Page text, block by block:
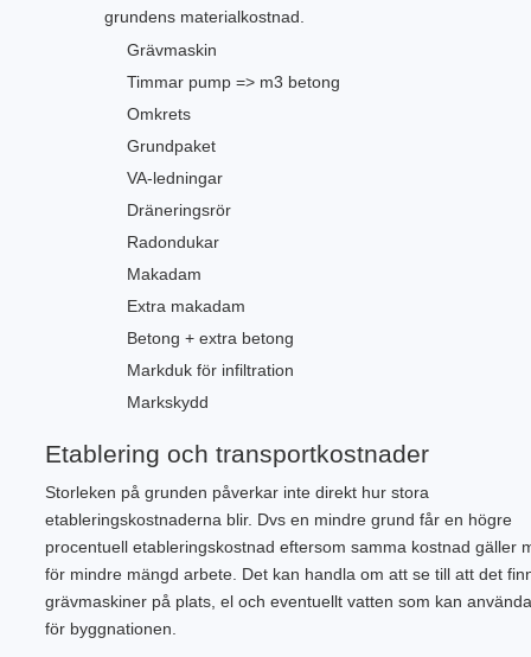
grundens materialkostnad.
Grävmaskin
Timmar pump => m3 betong
Omkrets
Grundpaket
VA-ledningar
Dräneringsrör
Radondukar
Makadam
Extra makadam
Betong + extra betong
Markduk för infiltration
Markskydd
Etablering och transportkostnader
Storleken på grunden påverkar inte direkt hur stora
etableringskostnaderna blir. Dvs en mindre grund får en högre
procentuell etableringskostnad eftersom samma kostnad gäller
för mindre mängd arbete. Det kan handla om att se till att det
grävmaskiner på plats, el och eventuellt vatten som kan
för byggnationen.